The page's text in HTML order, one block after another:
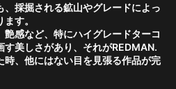
採掘される鉱山やグレードによっ
す。
感など、特にハイグレードターコ
す美しさがあり、それがREDMAN.
時、他にはない目を見張る作品が完